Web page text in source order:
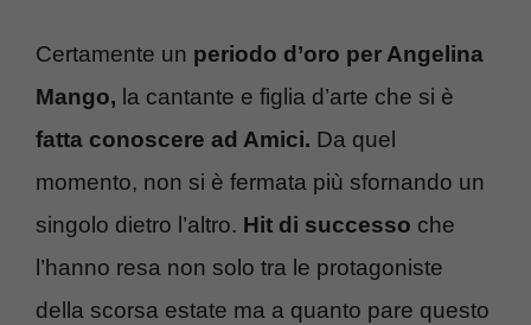
Certamente un periodo d’oro per Angelina
Mango, la cantante e figlia d’arte che si è
fatta conoscere ad Amici. Da quel
momento, non si è fermata più sfornando un
singolo dietro l’altro. Hit di successo che
l’hanno resa non solo tra le protagoniste
della scorsa estate ma a quanto pare questo